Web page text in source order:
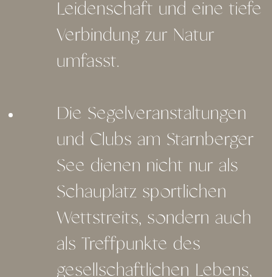
Leidenschaft und eine tiefe
Verbindung zur Natur
umfasst.
Die Segelveranstaltungen
und Clubs am Starnberger
See dienen nicht nur als
Schauplatz sportlichen
Wettstreits, sondern auch
als Treffpunkte des
gesellschaftlichen Lebens,